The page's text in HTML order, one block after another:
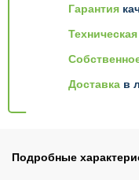
Гарантия
Доставка в
Подробные